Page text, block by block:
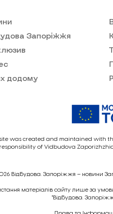
Запоріжжя
додому
was created and maintained with
of Vidbudova
Відбудова. Запоріжжя – новини
матеріалів сайту лише за
"Відбудова.